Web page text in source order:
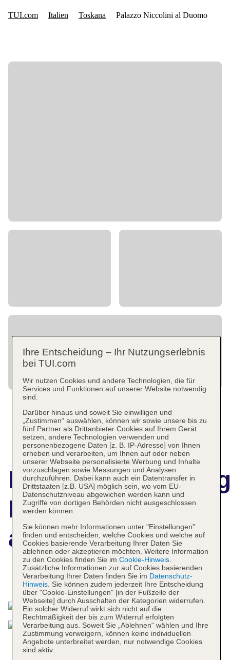
Palazzo Niccolini
al Duomo
Das bietet Ihre Unterkunft
Ihre Entscheidung – Ihr Nutzungserlebnis
bei TUI.com
Wir nutzen Cookies und andere Technologien, die für
Services und Funktionen auf unserer Website notwendig
sind.
Darüber hinaus und soweit Sie einwilligen und
„Zustimmen“ auswählen, können wir sowie unsere bis zu
fünf Partner als Drittanbieter Cookies auf Ihrem Gerät
setzen, andere Technologien verwenden und
personenbezogene Daten [z. B. IP-Adresse] von Ihnen
erheben und verarbeiten, um Ihnen auf oder neben
unserer Webseite personalisierte Werbung und Inhalte
vorzuschlagen sowie Messungen und Analysen
durchzuführen. Dabei kann auch ein Datentransfer in
Drittstaaten [z.B. USA] möglich sein, wo vom EU-
Datenschutzniveau abgewichen werden kann und
Zugriffe von dortigen Behörden nicht ausgeschlossen
werden können.
Sie können mehr Informationen unter "Einstellungen"
finden und entscheiden, welche Cookies und welche auf
Cookies basierende Verarbeitung Ihrer Daten Sie
ablehnen oder akzeptieren möchten. Weitere Information
zu den Cookies finden Sie im Cookie-Hinweis.
Zusätzliche Informationen zur auf Cookies basierenden
Verarbeitung Ihrer Daten finden Sie im Datenschutz-
Hinweis. Sie können zudem jederzeit Ihre Entscheidung
über "Cookie-Einstellungen" [in der Fußzeile der
Webseite] durch Ausschalten der Kategorien widerrufen.
Ein solcher Widerruf wirkt sich nicht auf die
Rechtmäßigkeit der bis zum Widerruf erfolgten
Verarbeitung aus. Soweit Sie „Ablehnen“ wählen und Ihre
Zustimmung verweigern, können keine individuellen
Angebote unterbreitet werden, nur notwendige Cookies
sind aktiv.